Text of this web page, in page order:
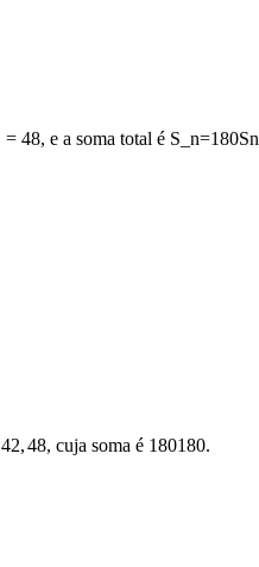
= 48, e a soma total é S_n=180Sn
42,48, cuja soma é 180180.